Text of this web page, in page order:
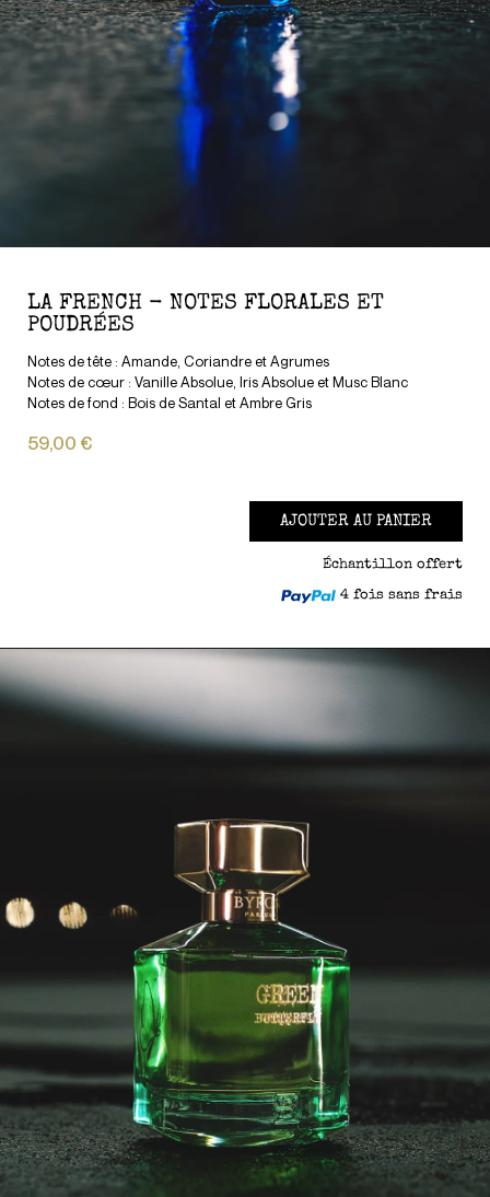
LA FRENCH - NOTES FLORALES ET
POUDRÉES
Notes de tête : Amande, Coriandre et Agrumes
Notes de cœur : Vanille Absolue, Iris Absolue et Musc Blanc
Notes de fond : Bois de Santal et Ambre Gris
59,00 €
AJOUTER AU PANIER
Échantillon offert
4 fois sans frais